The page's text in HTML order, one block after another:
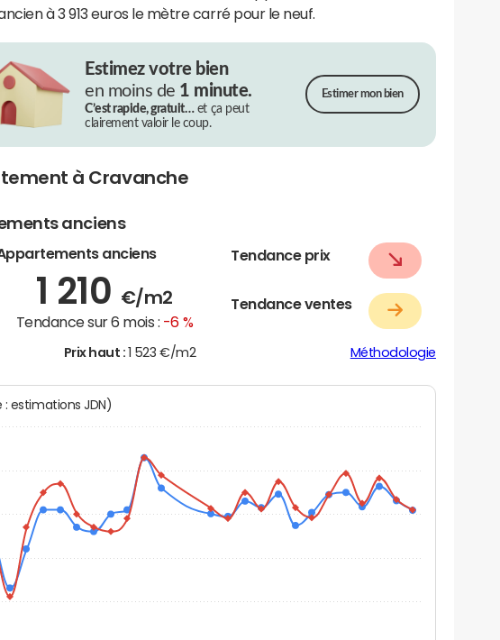
à 3 913 euros le mètre carré pour le neuf.
Estimez votre bien
en moins de 1 minute.
C’est rapide, gratuit…et ça peut
clairement valoir le coup.
Estimer mon bien
à Cravanche
anciens
anciens
1 210 €/m2
Tendance sur 6 mois : -6 %
Tendance prix
Tendance ventes
Prix haut : 1 523 €/m2 Méthodologie
: estimations JDN)